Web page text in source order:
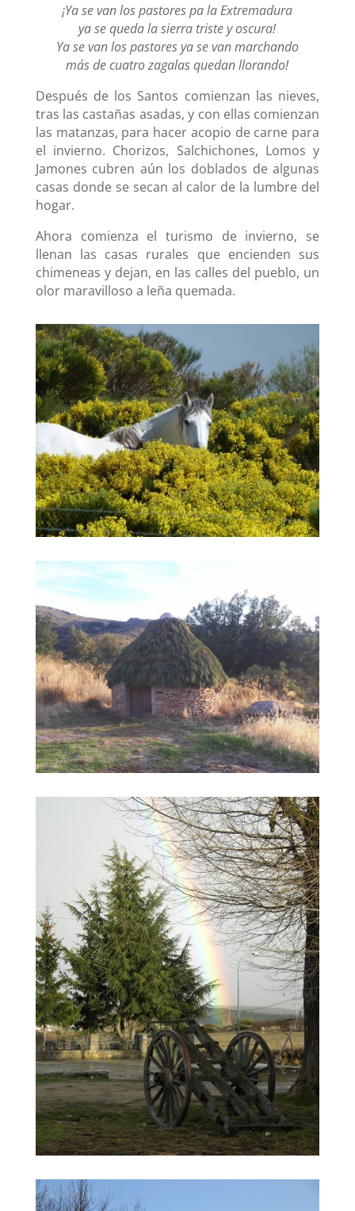
¡Ya se van los pastores pa la Extremadura
ya se queda la sierra triste y oscura!
Ya se van los pastores ya se van marchando
más de cuatro zagalas quedan llorando!
Después de los Santos comienzan las nieves,
tras las castañas asadas, y con ellas comienzan
las matanzas, para hacer acopio de carne para
el invierno. Chorizos, Salchichones, Lomos y
Jamones cubren aún los doblados de algunas
casas donde se secan al calor de la lumbre del
hogar.
Ahora comienza el turismo de invierno, se
llenan las casas rurales que encienden sus
chimeneas y dejan, en las calles del pueblo, un
olor maravilloso a leña quemada.